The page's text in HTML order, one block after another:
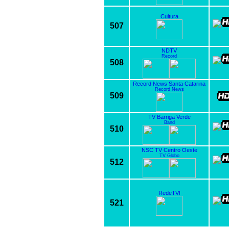
507
Cultura
508
NDTV
Record
509
Record News Santa Catarina
Record News
510
TV Barriga Verde
Band
512
NSC TV Centro Oeste
TV Globo
521
RedeTV!